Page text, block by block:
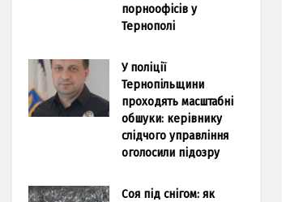
порноофісів у
Тернополі
У поліції
Тернопільщини
проходять масштабні
обшуки: керівнику
слідчого управління
оголосили підозру
Соя під снігом: як